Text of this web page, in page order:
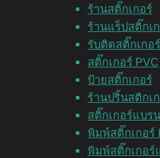
ร้านสติ๊กเกอร์
ร้านแร็ปสติ๊กเ
รับติดสติ๊กเกอร์
สติ๊กเกอร์ PVC
ป้ายสติ๊กเกอร์
ร้านปริ้นสติกเ
สติ๊กเกอร์แบร
พิมพ์สติ๊กเกอร์
พิมพ์สติ๊กเกอ